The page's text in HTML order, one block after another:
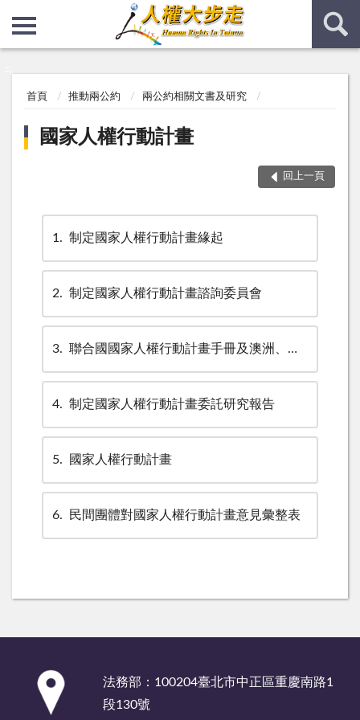
首頁 推動兩公約 兩公約相關文書及研究
國家人權行動計畫
回上一頁
1 制定國家人權行動計畫緣起
2 制定國家人權行動計畫諮詢委員會
3 聯合國國家人權行動計畫手冊及澳洲、芬蘭、挪威、南非之國家人權行動計畫
4 制定國家人權行動計畫委託研究報告
5 國家人權行動計畫
6 民間團體對國家人權行動計畫意見彙整表
法務部：100204臺北市中正區重慶南路1
段130號